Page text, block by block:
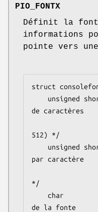
PIO_FONTX
Définit la
informations
pointe vers une
struct
de caractères
512) */
par caractère
*/
de la fonte